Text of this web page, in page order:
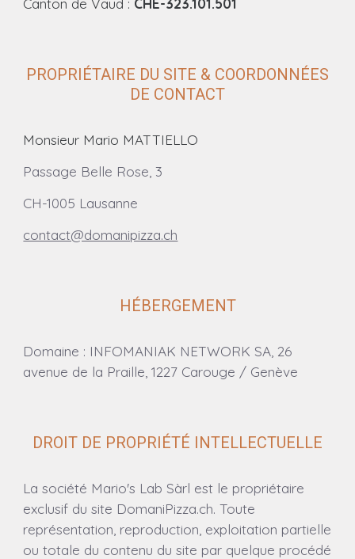
Canton de Vaud : CHE-323.101.501
PROPRIÉTAIRE DU SITE & COORDONNÉES
DE CONTACT
Monsieur Mario MATTIELLO
Passage Belle Rose, 3
CH-1005 Lausanne
contact@domanipizza.ch
HÉBERGEMENT
Domaine : INFOMANIAK NETWORK SA, 26
avenue de la Praille, 1227 Carouge / Genève
DROIT DE PROPRIÉTÉ INTELLECTUELLE
La société Mario's Lab Sàrl est le propriétaire
exclusif du site DomaniPizza.ch. Toute
représentation, reproduction, exploitation partielle
ou totale du contenu du site par quelque procédé